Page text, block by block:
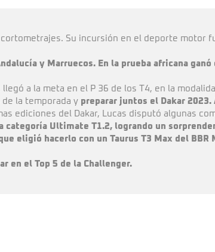
Su incursión en el deporte motor
y Marruecos. En la prueba africana ganó
a la meta en el P 36 de los T4, en la
la temporada y preparar juntos el Dakar 2023.
ediciones del Dakar, Lucas disputó algunas
Ultimate T1.2, logrando un
eligió hacerlo con un Taurus T3 Max del BBR
en el Top 5 de la Challenger.